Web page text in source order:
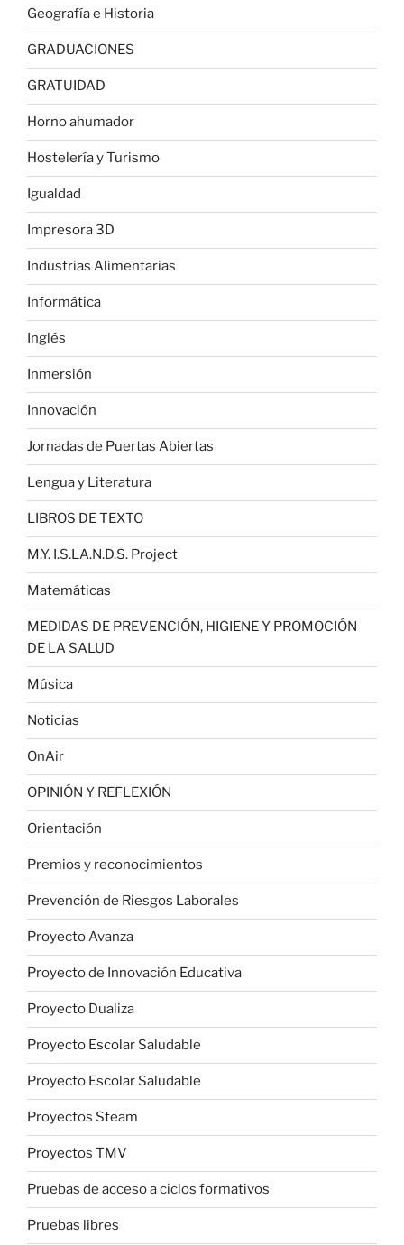
Geografía e Historia
GRADUACIONES
GRATUIDAD
Horno ahumador
Hostelería y Turismo
Igualdad
Impresora 3D
Industrias Alimentarias
Informática
Inglés
Inmersión
Innovación
Jornadas de Puertas Abiertas
Lengua y Literatura
LIBROS DE TEXTO
M.Y. I.S.LA.N.D.S. Project
Matemáticas
MEDIDAS DE PREVENCIÓN, HIGIENE Y PROMOCIÓN
DE LA SALUD
Música
Noticias
OnAir
OPINIÓN Y REFLEXIÓN
Orientación
Premios y reconocimientos
Prevención de Riesgos Laborales
Proyecto Avanza
Proyecto de Innovación Educativa
Proyecto Dualiza
Proyecto Escolar Saludable
Proyecto Escolar Saludable
Proyectos Steam
Proyectos TMV
Pruebas de acceso a ciclos formativos
Pruebas libres